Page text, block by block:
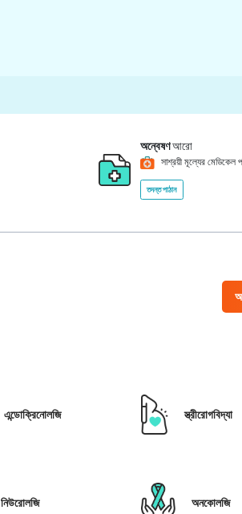
অন্বেষণআরো
সাশ্রয়ী মূল্যের মেডিকেল
তদন্ত পাঠান
এন্ডোক্রিনোলজি স্ত্রীরোগবিদ্যা
নিউরোলজি অনকোলজি